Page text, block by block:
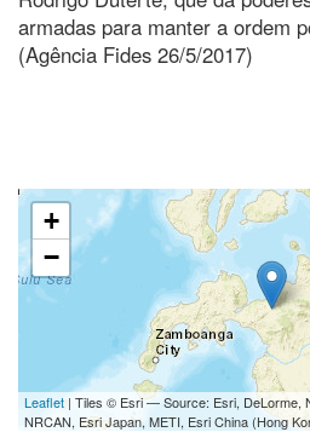
armadas para manter a ordem
(Agência Fides 26/5/2017)
+
−
Leaflet | Tiles © Esri — Source: Esri, DeLorme,
NRCAN, Esri Japan, METI, Esri China (Hong